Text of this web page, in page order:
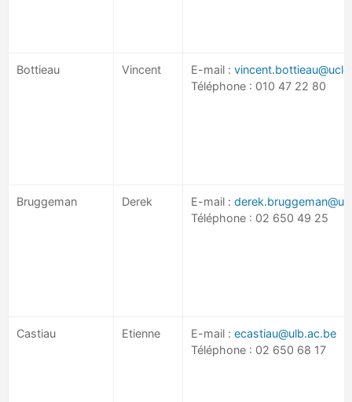
Bottieau Vincent E-mail :
Téléphone : 010 47 22 80
Bruggeman Derek E-mail :
Téléphone : 02 650 49 25
Castiau Etienne E-mail : ecastiau@ulb.ac.be
Téléphone : 02 650 68 17